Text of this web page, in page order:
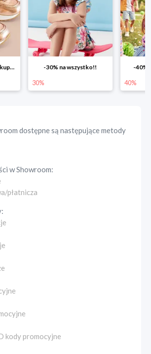
-40% na drugą sztukę
40% 25%
dostępne są następujące metody
wShowroom:
płatnicza
kody promocyjne